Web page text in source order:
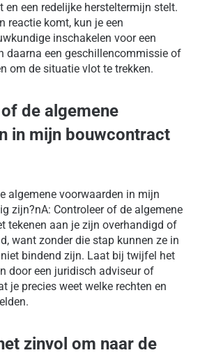
een redelijke hersteltermijn stelt.
reactie komt, kun je een
inschakelen voor een
daarna een geschillencommissie of
om de situatie vlot te trekken.
de algemene
in mijn bouwcontract
algemene voorwaarden in mijn
zijn?nA: Controleer of de algemene
tekenen aan je zijn overhandigd of
want zonder die stap kunnen ze in
bindend zijn. Laat bij twijfel het
door een juridisch adviseur of
je precies weet welke rechten en
zinvol om naar de